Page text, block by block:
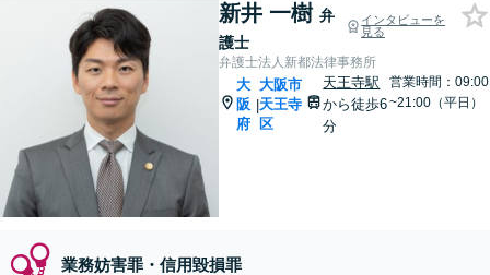
新井 一樹 弁
護士
インタビューを
見る
弁護士法人新都法律事務所
大
阪
府
|
大阪市
天王寺
区
天王寺駅
から徒歩6
分
営業時間：09:00
~21:00（平日）
業務妨害罪・信用毀損罪